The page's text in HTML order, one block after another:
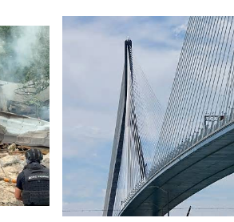
Việt Nam.